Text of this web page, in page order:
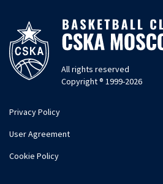
All rights reserved
Copyright ® 1999-2026
Privacy Policy
User Agreement
Cookie Policy